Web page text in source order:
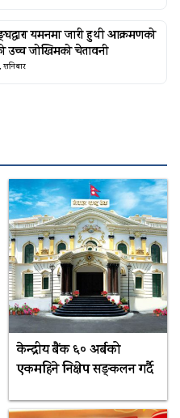
यमनमा जारी हुथी आक्रमणको
उच्च जोखिमको चेतावनी
केन्द्रीय बैंक ६० अर्बको
एकमहिने निक्षेप सङ्कलन गर्दै